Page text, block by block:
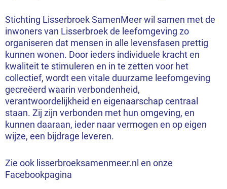
Stichting Lisserbroek SamenMeer wil samen met de
inwoners van Lisserbroek de leefomgeving zo
organiseren dat mensen in alle levensfasen prettig
kunnen wonen. Door ieders individuele kracht en
kwaliteit te stimuleren en in te zetten voor het
collectief, wordt een vitale duurzame leefomgeving
gecreëerd waarin verbondenheid,
verantwoordelijkheid en eigenaarschap centraal
staan. Zij zijn verbonden met hun omgeving, en
kunnen daaraan, ieder naar vermogen en op eigen
wijze, een bijdrage leveren.
Zie ook lisserbroeksamenmeer.nl en onze
Facebookpagina